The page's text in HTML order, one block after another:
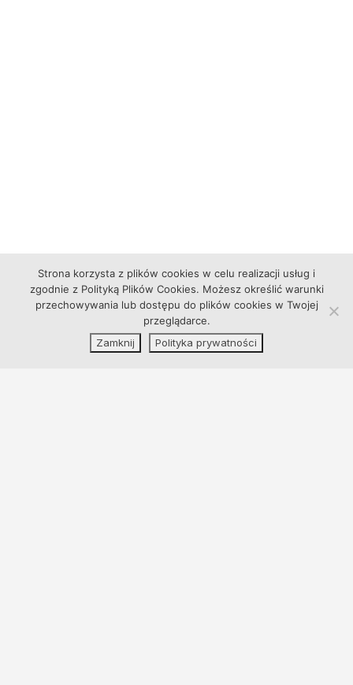
Strona korzysta z plików cookies w celu realizacji usług i
zgodnie z Polityką Plików Cookies. Możesz określić warunki
przechowywania lub dostępu do plików cookies w Twojej
przeglądarce.
Zamknij
Polityka prywatności